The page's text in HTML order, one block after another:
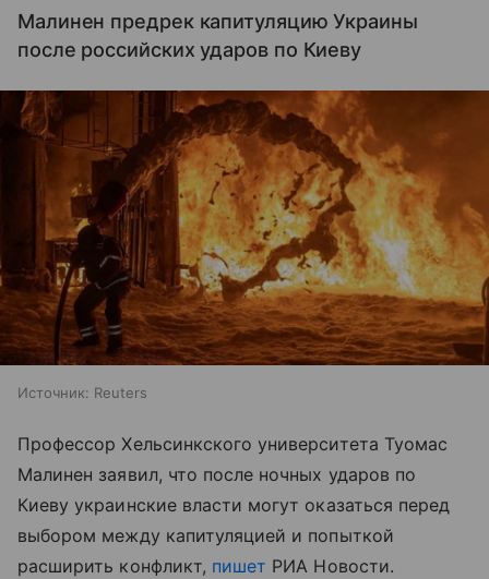
Малинен предрек капитуляцию Украины
после российских ударов по Киеву
Источник: Reuters
Профессор Хельсинкского университета Туомас
Малинен заявил, что после ночных ударов по
Киеву украинские власти могут оказаться перед
выбором между капитуляцией и попыткой
расширить конфликт, пишет РИА Новости.